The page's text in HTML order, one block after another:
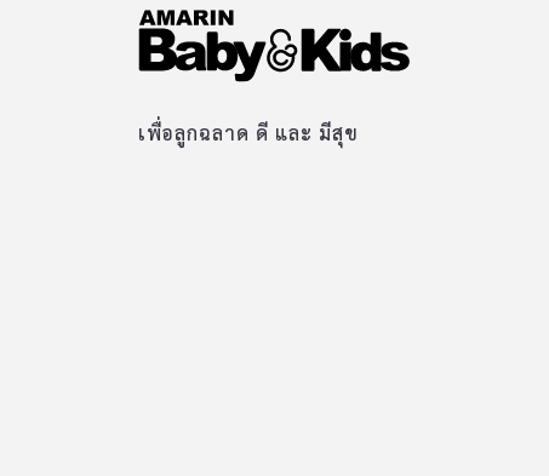
เพื่อลูกฉลาด ดี และ มีสุข